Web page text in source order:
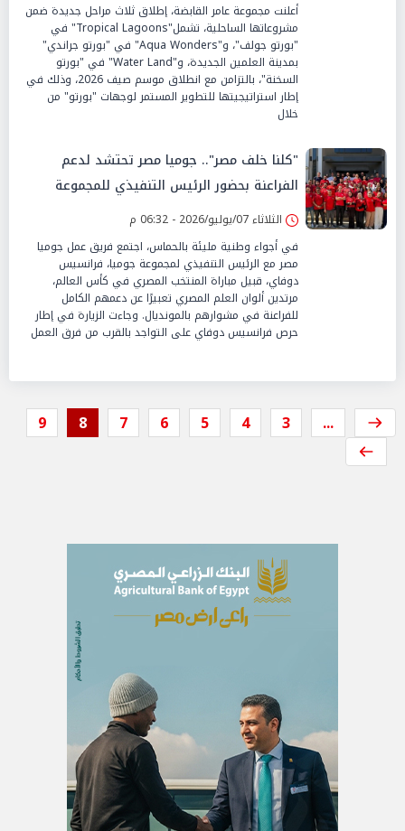
أعلنت مجموعة عامر القابضة، إطلاق ثلاث مراحل جديدة ضمن
مشروعاتها الساحلية، تشمل"Tropical Lagoons" في
"بورتو جولف"، و"Aqua Wonders" في "بورتو جراندي"
بمدينة العلمين الجديدة، و"Water Land" في "بورتو
السخنة"، بالتزامن مع انطلاق موسم صيف 2026، وذلك في
إطار استراتيجيتها للتطوير المستمر لوجهات "بورتو" من
خلال
"كلنا خلف مصر".. جوميا مصر تحتشد لدعم
الفراعنة بحضور الرئيس التنفيذي للمجموعة
الثلاثاء 07/يوليو/2026 - 06:32 م
في أجواء وطنية مليئة بالحماس، اجتمع فريق عمل جوميا
مصر مع الرئيس التنفيذي لمجموعة جوميا، فرانسيس
دوفاي، قبيل مباراة المنتخب المصري في كأس العالم،
مرتدين ألوان العلم المصري تعبيرًا عن دعمهم الكامل
للفراعنة في مشوارهم بالمونديال. وجاءت الزيارة في إطار
حرص فرانسيس دوفاي على التواجد بالقرب من فرق العمل
...
3
4
5
6
7
8
9